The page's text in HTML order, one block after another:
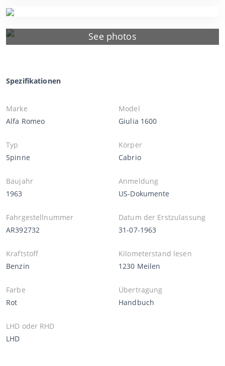
See photos
Spezifikationen
Marke
Alfa Romeo
Model
Giulia 1600
Typ
Spinne
Körper
Cabrio
Baujahr
1963
Anmeldung
US-Dokumente
Fahrgestellnummer
AR392732
Datum der Erstzulassung
31-07-1963
Kraftstoff
Benzin
Kilometerstand lesen
1230 Meilen
Farbe
Rot
Übertragung
Handbuch
LHD oder RHD
LHD